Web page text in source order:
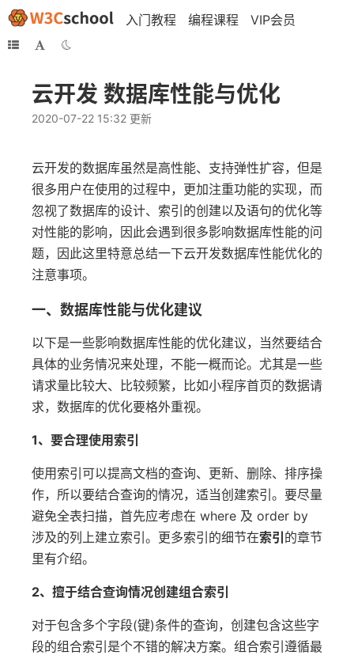
入门教程 编程课程 VIP会员
云开发 数据库性能与优化
2020-07-22 15:32 更新
云开发的数据库虽然是高性能、支持弹性扩容，但是
很多用户在使用的过程中，更加注重功能的实现，而
忽视了数据库的设计、索引的创建以及语句的优化等
对性能的影响，因此会遇到很多影响数据库性能的问
题，因此这里特意总结一下云开发数据库性能优化的
注意事项。
一、数据库性能与优化建议
以下是一些影响数据库性能的优化建议，当然要结合
具体的业务情况来处理，不能一概而论。尤其是一些
请求量比较大、比较频繁，比如小程序首页的数据请
求，数据库的优化要格外重视。
1、要合理使用索引
使用索引可以提高文档的查询、更新、删除、排序操
作，所以要结合查询的情况，适当创建索引。要尽量
避免全表扫描，首先应考虑在 where 及 order by
涉及的列上建立索引。更多索引的细节在索引 的章节
里有介绍。
2、擅于结合查询情况创建组合索引
对于包含多个字段(键)条件的查询，创建包含这些字
段的组合索引是个不错的解决方案。组合索引遵循最